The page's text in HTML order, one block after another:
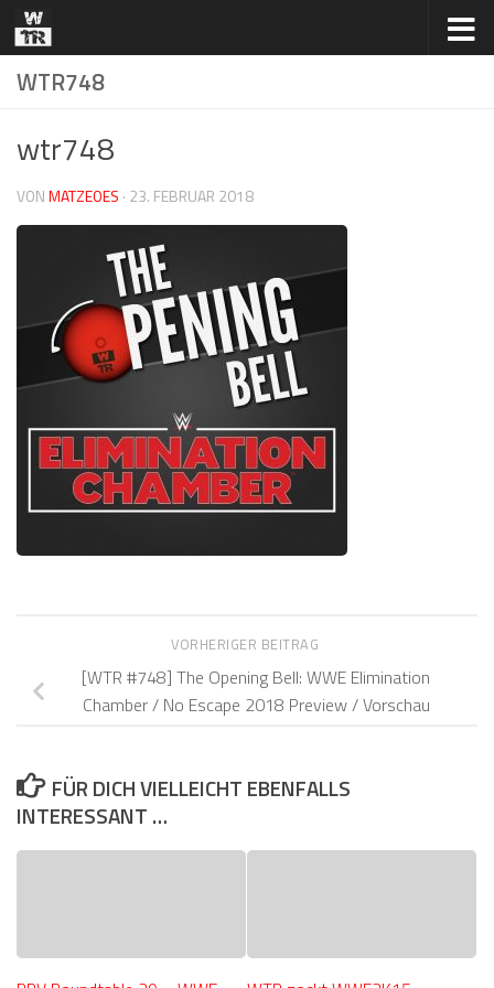
Zum Inhalt springen
WTR748
wtr748
VONMATZEOES · 23. FEBRUAR 2018
VORHERIGER BEITRAG
[WTR #748] The Opening Bell: WWE Elimination
Chamber / No Escape 2018 Preview / Vorschau
FÜR DICH VIELLEICHT EBENFALLS
INTERESSANT …